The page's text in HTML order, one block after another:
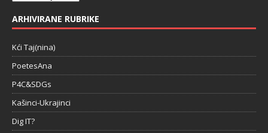
ARHIVIRANE RUBRIKE
Kći Taj(nina)
PoetesAna
P4C&SDGs
Kašinci-Ukrajinci
Dig IT?